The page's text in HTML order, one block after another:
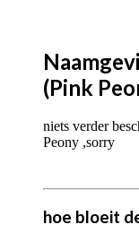
(Pink
niets verder
Peony ,sorry
hoe bloeit